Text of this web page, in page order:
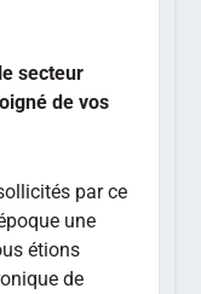
secteur
de vos
par ce
une
étions
de